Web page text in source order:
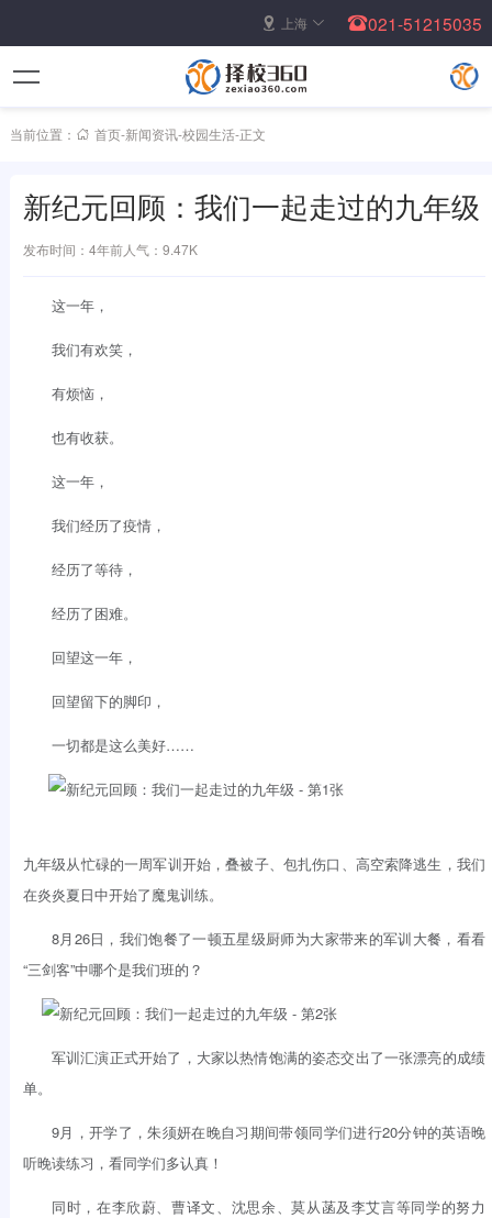
上海 021-51215035
当前位置： 首页-新闻资讯-校园生活-正文
新纪元回顾：我们一起走过的九年级
发布时间：4年前人气：9.47K
这一年，
我们有欢笑，
有烦恼，
也有收获。
这一年，
我们经历了疫情，
经历了等待，
经历了困难。
回望这一年，
回望留下的脚印，
一切都是这么美好……
九年级从忙碌的一周军训开始，叠被子、包扎伤口、高空索降逃生，我们
在炎炎夏日中开始了魔鬼训练。
8月26日，我们饱餐了一顿五星级厨师为大家带来的军训大餐，看看
“三剑客”中哪个是我们班的？
军训汇演正式开始了，大家以热情饱满的姿态交出了一张漂亮的成绩
单。
9月，开学了，朱须妍在晚自习期间带领同学们进行20分钟的英语晚
听晚读练习，看同学们多认真！
同时，在李欣蔚、曹译文、沈思余、莫从菡及李艾言等同学的努力